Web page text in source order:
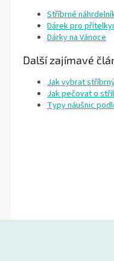
Stříbrné
Dárek pro
Dárky na Vánoce
Další zajímavé
Jak vybrat
Jak pečovat o
Typy náušnic